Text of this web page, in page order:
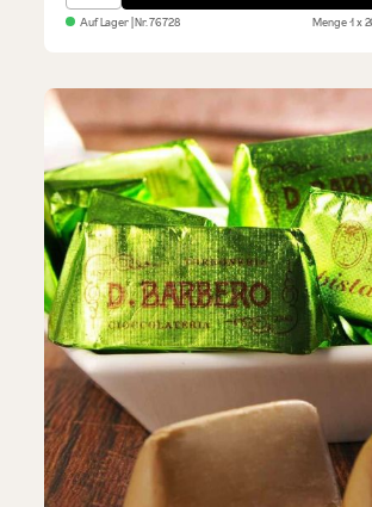
Auf Lager| Nr.76728 Menge1 x